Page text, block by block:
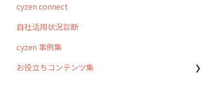
スポット
ステータス・主観
報告書・行動種別
勤怠管理
報告閲覧
予定
日報
履歴
予定管理
スポット
ステータス・主観
報告書・行動種別
スポット・ステータス関連オプション
交通費自動計算
安全走行支援
写真管理・高画質化
ログインについて
グループ・ユーザーについて
GPS・位置情報 について
ルート自動記録 について
cyzen connect
自社活用状況診断
cyzen 事例集
お役立ちコンテンツ集